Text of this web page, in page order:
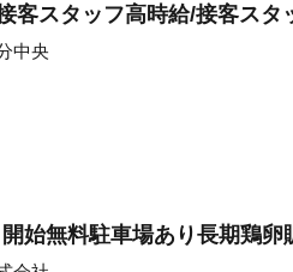
客スタッフ高時給/接客ス
中央
始無料駐車場あり長期鶏卵